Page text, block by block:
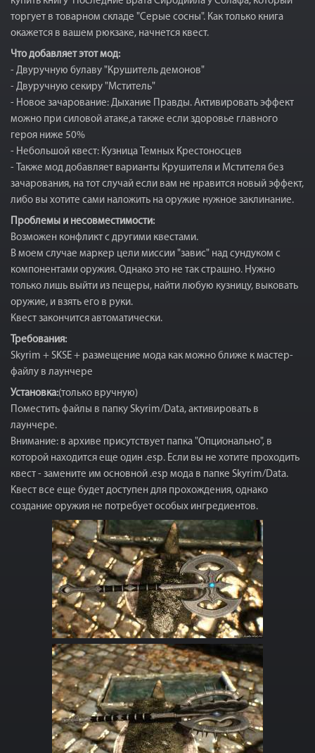
торгует в товарном складе "Серые сосны". Как только книга
окажется в вашем рюкзаке, начнется квест.
Что добавляет этот мод:
- Двуручную булаву "Крушитель демонов"
- Двуручную секиру "Мститель"
- Новое зачарование: Дыхание Правды. Активировать эффект
можно при силовой атаке,а также если здоровье главного
героя ниже 50%
- Небольшой квест: Кузница Темных Крестоносцев
- Также мод добавляет варианты Крушителя и Мстителя без
зачарования, на тот случай если вам не нравится новый эффект,
либо вы хотите сами наложить на оружие нужное заклинание.
Проблемы и несовместимости:
Возможен конфликт с другими квестами.
В моем случае маркер цели миссии "завис" над сундуком с
компонентами оружия. Однако это не так страшно. Нужно
только лишь выйти из пещеры, найти любую кузницу, выковать
оружие, и взять его в руки.
Квест закончится автоматически.
Требования:
Skyrim + SKSE + размещение мода как можно ближе к мастер-
файлу в лаунчере
Установка:(только вручную)
Поместить файлы в папку Skyrim/Data, активировать в
лаунчере.
Внимание: в архиве присутствует папка "Опционально", в
которой находится еще один .esp. Если вы не хотите проходить
квест - замените им основной .esp мода в папке Skyrim/Data.
Квест все еще будет доступен для прохождения, однако
создание оружия не потребует особых ингредиентов.